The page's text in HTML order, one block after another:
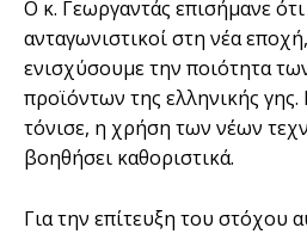
Ο κ. Γεωργαντάς επισήμανε ότι
ανταγωνιστικοί στη νέα
ενισχύσουμε την ποιότητα
προϊόντων της ελληνικής
τόνισε, η χρήση των νέων
βοηθήσει καθοριστικά.
Για την επίτευξη του στόχου